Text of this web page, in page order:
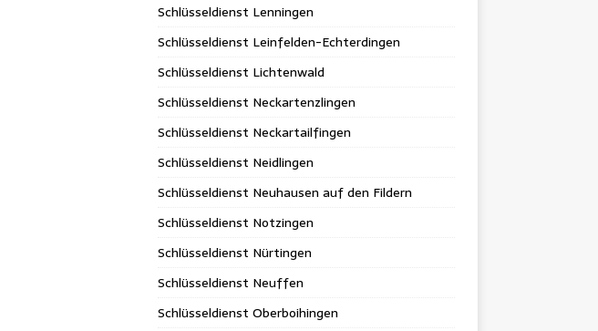
Schlüsseldienst Lenningen
Schlüsseldienst Leinfelden-Echterdingen
Schlüsseldienst Lichtenwald
Schlüsseldienst Neckartenzlingen
Schlüsseldienst Neckartailfingen
Schlüsseldienst Neidlingen
Schlüsseldienst Neuhausen auf den Fildern
Schlüsseldienst Notzingen
Schlüsseldienst Nürtingen
Schlüsseldienst Neuffen
Schlüsseldienst Oberboihingen